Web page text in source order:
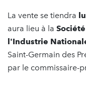
La vente se tiendra
aura lieu à la
l'Industrie
Saint-Germain des
par le commissaire-